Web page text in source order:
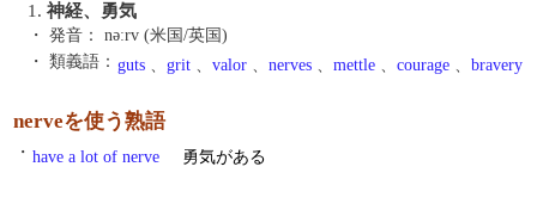
1. 神経、勇気
・ 発音：
nəːrv (米国/英国)
・ 類義語： guts 、 grit 、 valor 、 nerves 、 mettle 、 courage 、 bravery
nerveを使う熟語
・ have a lot of nerve 勇気がある